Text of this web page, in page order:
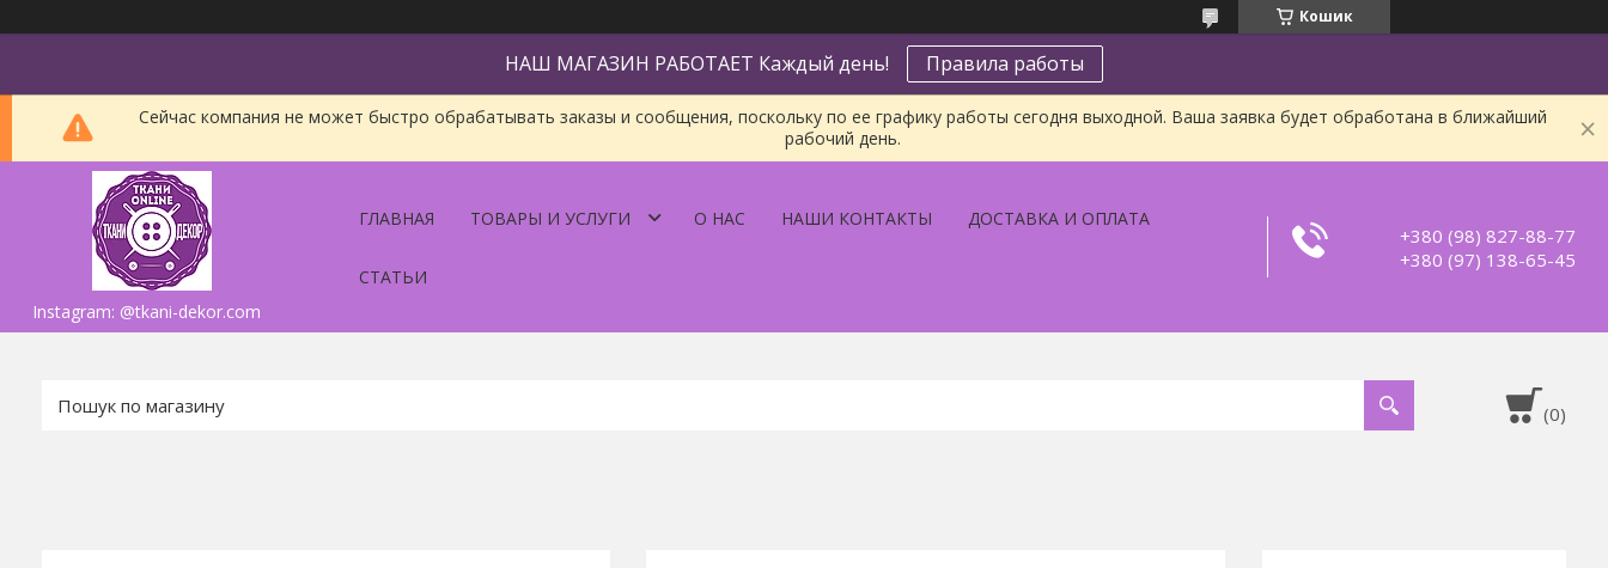
Кошик
НАШ МАГАЗИН РАБОТАЕТ Каждый день! Правила работы
Сейчас компания не может быстро обрабатывать заказы и сообщения, поскольку по ее графику работы сегодня выходной. Ваша заявка будет обработана в ближайший
рабочий день.
Instagram: @tkani-dekor.com
ГЛАВНАЯ ТОВАРЫ И УСЛУГИ О НАС НАШИ КОНТАКТЫ ДОСТАВКА И ОПЛАТА
СТАТЬИ
+380 (98) 827-88-77
+380 (97) 138-65-45